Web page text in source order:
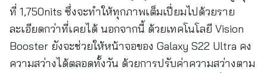
ที่ 1,750nits ซึ่งจะทำให้ทุกภาพเต็มเปี่ยมไปด้วยราย
ละเอียดกว่าที่เคยได้ นอกจากนี้ ด้วยเทคโนโลยี Vision
Booster ยังจะช่วยให้หน้าจอของ Galaxy S22 Ultra คง
ความสว่างได้ตลอดทั้งวัน ด้วยการปรับค่าความสว่างตาม